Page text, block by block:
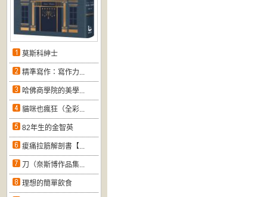
莫斯科紳士
精準寫作：寫作力...
哈佛商學院的美學...
貓咪也瘋狂（全彩...
82年生的金智英
痠痛拉筋解剖書【...
刀（奈斯博作品集...
理想的簡單飲食